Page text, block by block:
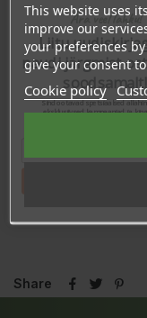
Energia
Rasva
- josta tyydyttynyttä
- josta sokereita
Suola
Share
This website uses
improve our
your preferences
give your consent
Cookie policy
Ära veel lahku!
Liitu
naudi järgmist
soodsamalt!
Sind ootavad spetsiaalsed
eksklusiivsed kampaaniad ja